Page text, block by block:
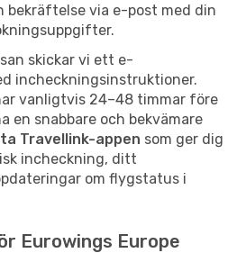
bekräftelse via e-post med din
skickar vi ett e-
incheckningsinstruktioner.
vanligtvis 24–48 timmar före
en snabbare och bekvämare
Travellink-appen som ger dig
incheckning, ditt
om flygstatus i
Eurowings Europe